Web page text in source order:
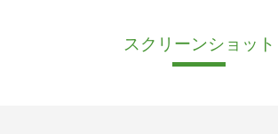
スクリーンショット